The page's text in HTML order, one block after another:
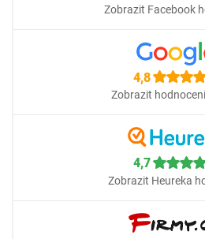
Zobrazit Facebook
4,8
Zobrazit
4,7
Zobrazit Heureka